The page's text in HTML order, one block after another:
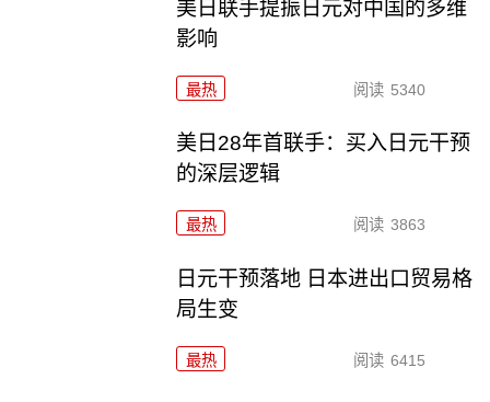
美日联手提振日元对中国的多维
影响
最热 阅读 5340
美日28年首联手：买入日元干预
的深层逻辑
最热 阅读 3863
日元干预落地 日本进出口贸易格
局生变
最热 阅读 6415